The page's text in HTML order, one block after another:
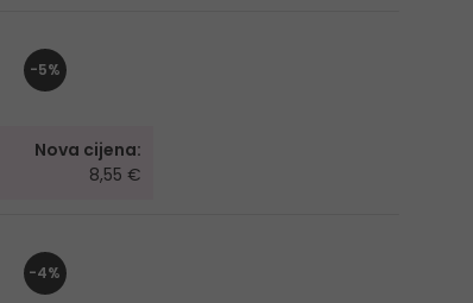
-5%
Nova cijena:
8,55 €
-4%